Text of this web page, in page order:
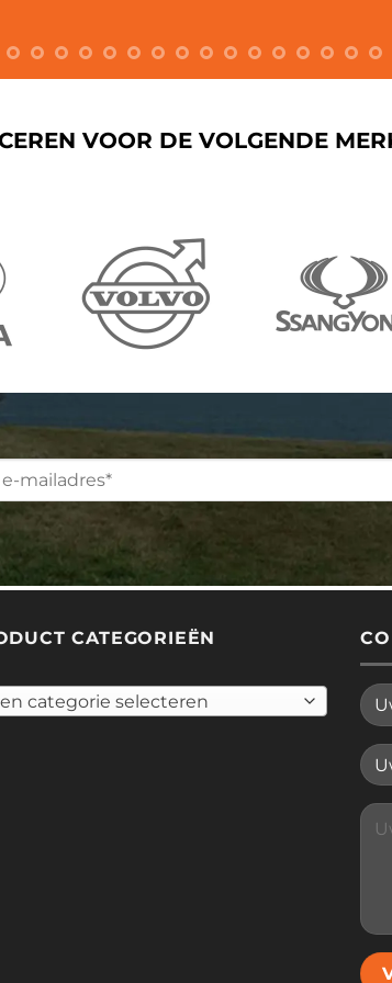
VOOR DE VOLGENDE
leave this field empty.
CATEGORIEËN
categorie selecteren